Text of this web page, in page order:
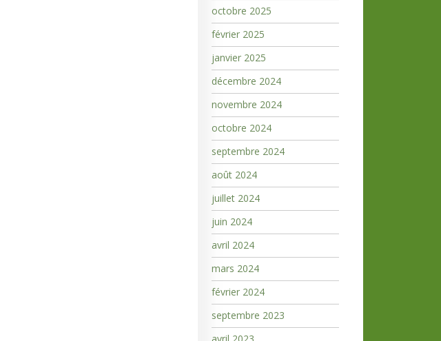
octobre 2025
février 2025
janvier 2025
décembre 2024
novembre 2024
octobre 2024
septembre 2024
août 2024
juillet 2024
juin 2024
avril 2024
mars 2024
février 2024
septembre 2023